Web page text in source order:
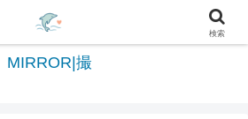
＆写真を切撮る世界へようこそ
MIRROR|撮
検索